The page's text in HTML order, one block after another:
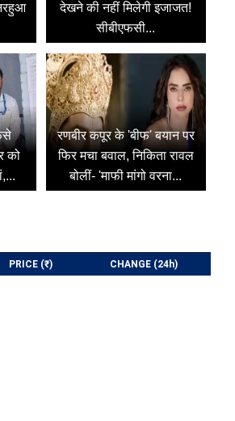
देखने की नहीं मिलेगी इजाजत!
सीबीएफसी...
को
रणबीर कपूर के 'बीफ' बयान पर
फिर मचा बवाल, निकिता रावल
बोलीं- 'माफी मांगो वरना...